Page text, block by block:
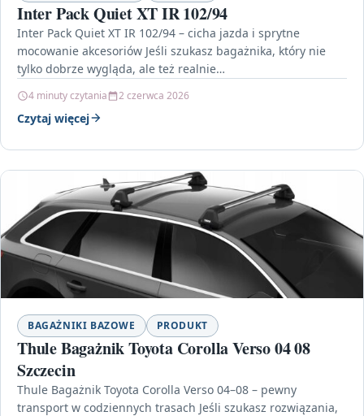
Inter Pack Quiet XT IR 102/94
Inter Pack Quiet XT IR 102/94 – cicha jazda i sprytne
mocowanie akcesoriów Jeśli szukasz bagażnika, który nie
tylko dobrze wygląda, ale też realnie…
4 minuty czytania 2 czerwca 2026
Czytaj więcej
BAGAŻNIKI BAZOWE PRODUKT
Thule Bagażnik Toyota Corolla Verso 04 08
Szczecin
Thule Bagażnik Toyota Corolla Verso 04–08 – pewny
transport w codziennych trasach Jeśli szukasz rozwiązania,